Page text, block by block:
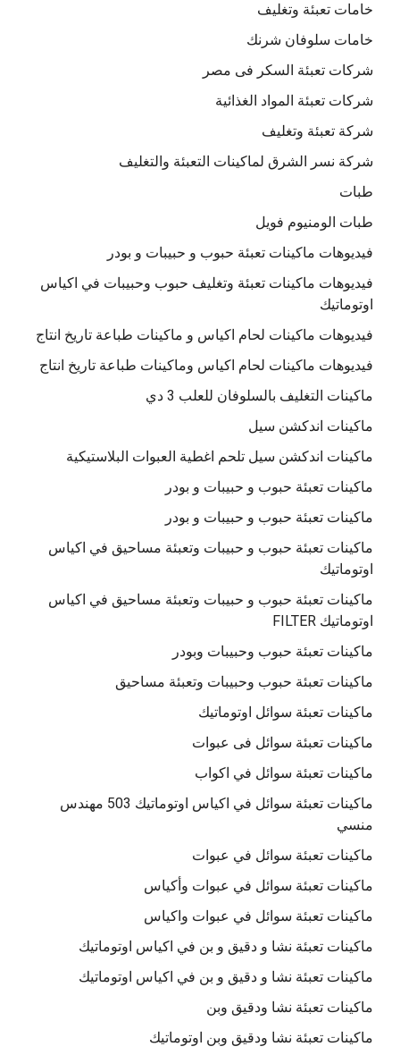
خامات تعبئة وتغليف
خامات سلوفان شرنك
شركات تعبئة السكر فى مصر
شركات تعبئة المواد الغذائية
شركة تعبئة وتغليف
شركة نسر الشرق لماكينات التعبئة والتغليف
طبات
طبات الومنيوم فويل
فيديوهات ماكينات تعبئة حبوب و حبيبات و بودر
فيديوهات ماكينات تعبئة وتغليف حبوب وحبيبات في اكياس
اوتوماتيك
فيديوهات ماكينات لحام اكياس و ماكينات طباعة تاريخ انتاج
فيديوهات ماكينات لحام اكياس وماكينات طباعة تاريخ انتاج
ماكينات التغليف بالسلوفان للعلب 3 دي
ماكينات اندكشن سيل
ماكينات اندكشن سيل تلحم اغطية العبوات البلاستيكية
ماكينات تعبئة حبوب و حبيبات و بودر
ماكينات تعبئة حبوب و حبيبات و بودر
ماكينات تعبئة حبوب و حبيبات وتعبئة مساحيق في اكياس
اوتوماتيك
ماكينات تعبئة حبوب و حبيبات وتعبئة مساحيق في اكياس
اوتوماتيك FILTER
ماكينات تعبئة حبوب وحبيبات وبودر
ماكينات تعبئة حبوب وحبيبات وتعبئة مساحيق
ماكينات تعبئة سوائل اوتوماتيك
ماكينات تعبئة سوائل فى عبوات
ماكينات تعبئة سوائل في اكواب
ماكينات تعبئة سوائل في اكياس اوتوماتيك 503 مهندس
منسي
ماكينات تعبئة سوائل في عبوات
ماكينات تعبئة سوائل في عبوات وأكياس
ماكينات تعبئة سوائل في عبوات واكياس
ماكينات تعبئة نشا و دقيق و بن في اكياس اوتوماتيك
ماكينات تعبئة نشا و دقيق و بن في اكياس اوتوماتيك
ماكينات تعبئة نشا ودقيق وبن
ماكينات تعبئة نشا ودقيق وبن اوتوماتيك